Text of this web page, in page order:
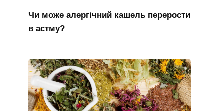
Чи може алергічний кашель перерости
в астму?